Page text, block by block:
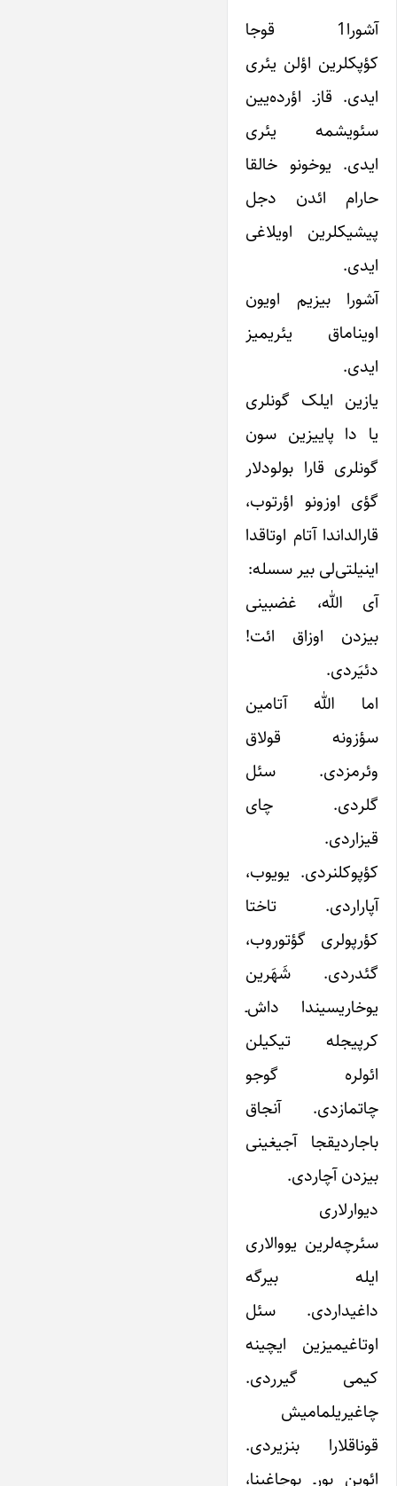
آشورا1 قوجا
کؤپکلرین اؤلن یئری
ایدی. قازـ اؤرده‌یین
سئویشمه یئری
ایدی. یوخونو خالقا
حارام ائد‌ن دجل
پیشیکلرین اویلاغی
ایدی.
آشورا بیزیم اویون
اویناماق یئریمیز
ایدی.
یازین ایلک گونلری
یا دا پاییزین سون
گونلری قارا بولودلار
گؤی اوزونو اؤرتوب،
قارالداندا آتام اوتاقدا
اینیلتی‌لی بیر سسله:
آی الله، غضبینی
بیزدن اوزاق ائت!
دئیَردی.
اما الله آتامین
سؤزونه قولاق
وئرمزدی. سئل
گلردی. چای
قیزاردی.
کؤپوکلنردی. یویوب،
آپاراردی. تاختا
کؤرپولری گؤتوروب،
گئدردی. شَهَرین
یوخاریسیندا داش‌ـ
کرپیجله تیکیلن
ائولره گوجو
چاتمازدی. آنجاق
باجاردیقجا آجیغینی
بیزدن آچاردی.
دیوارلاری
سئرچه‌لرین یووالاری
ایله بیرگه
داغیداردی. سئل
اوتاغیمیزین ایچینه
کیمی گیرردی.
چاغیریلمامیش
قوناقلارا بنزیردی.
ائوین بورـ بوجاغینا،